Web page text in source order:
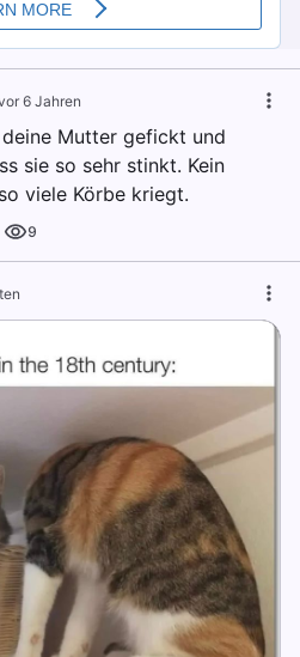
6 Jahren
Mutter gefickt und
sie so sehr stinkt. Kein
viele Körbe kriegt.
9